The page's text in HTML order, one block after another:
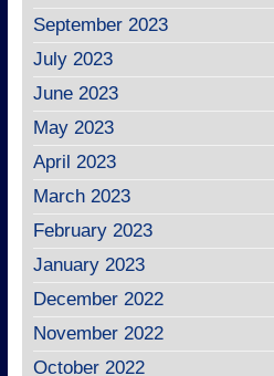
September 2023
July 2023
June 2023
May 2023
April 2023
March 2023
February 2023
January 2023
December 2022
November 2022
October 2022